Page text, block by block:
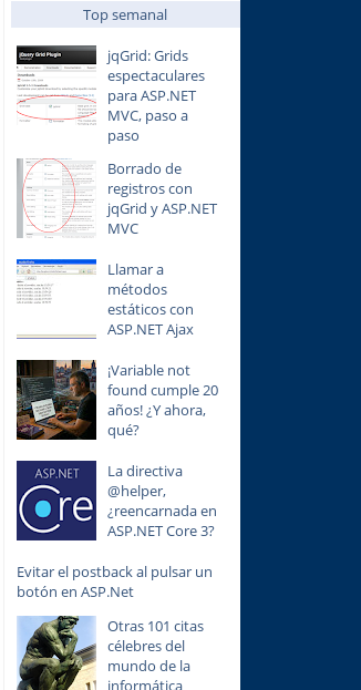
Top semanal
jqGrid: Grids
espectaculares
para ASP.NET
MVC, paso a
paso
Borrado de
registros con
jqGrid y ASP.NET
MVC
Llamar a
métodos
estáticos con
ASP.NET Ajax
¡Variable not
found cumple 20
años! ¿Y ahora,
qué?
La directiva
@helper,
¿reencarnada en
ASP.NET Core 3?
Evitar el postback al pulsar un
botón en ASP.Net
Otras 101 citas
célebres del
mundo de la
informática